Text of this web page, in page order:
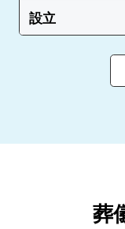
設立
葬